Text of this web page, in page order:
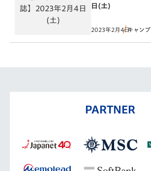
日(土)
2023年2月4日キャンプ
PARTNER